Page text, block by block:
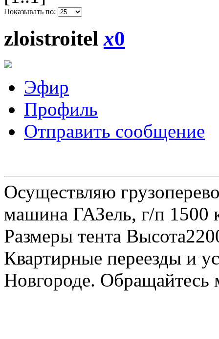
Показывать по:
zloistroitelx0
Эфир
Профиль
Отправить сообщение
Осуществляю
машина ГАЗель, г/п 1500
Размеры тента
Квартирные переезды и
Новгороде.